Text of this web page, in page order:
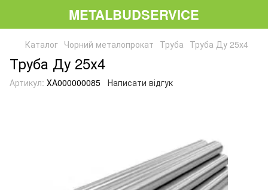
METALBUDSERVICE
Каталог Чорний металопрокат Труба Труба Ду 25х4
Труба Ду 25х4
Артикул: ХА000000085 Написати відгук